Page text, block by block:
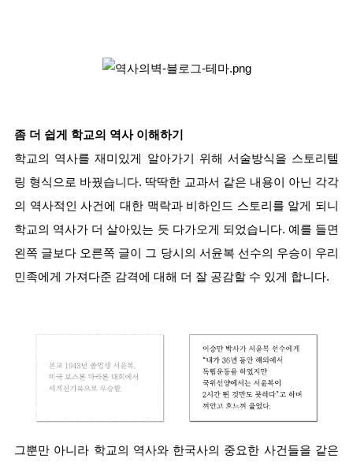
좀 더 쉽게 학교의 역사 이해하기
학교의 역사를 재미있게 알아가기 위해 서술방식을 스토리텔
링 형식으로 바꿨습니다. 딱딱한 교과서 같은 내용이 아닌 각각
의 역사적인 사건에 대한 맥락과 비하인드 스토리를 알게 되니
학교의 역사가 더 살아있는 듯 다가오게 되었습니다. 예를 들면
왼쪽 글보다 오른쪽 글이 그 당시의 서윤복 선수의 우승이 우리
민족에게 가져다준 감격에 대해 더 잘 공감할 수 있게 합니다.
그뿐만 아니라 학교의 역사와 한국사의 중요한 사건들을 같은